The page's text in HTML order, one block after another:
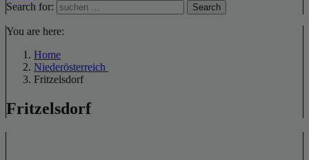
Search for:
Search
You are here:
Home
Niederösterreich
Fritzelsdorf
Fritzelsdorf